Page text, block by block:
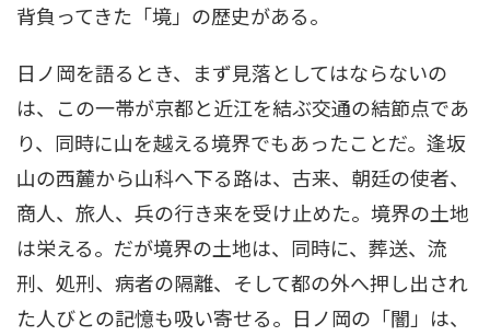
背負ってきた「境」の歴史がある。
日ノ岡を語るとき、まず見落としてはならないの
は、この一帯が京都と近江を結ぶ交通の結節点であ
り、同時に山を越える境界でもあったことだ。逢坂
山の西麓から山科へ下る路は、古来、朝廷の使者、
商人、旅人、兵の行き来を受け止めた。境界の土地
は栄える。だが境界の土地は、同時に、葬送、流
刑、処刑、病者の隔離、そして都の外へ押し出され
た人びとの記憶も吸い寄せる。日ノ岡の「闇」は、